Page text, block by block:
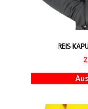
REIS